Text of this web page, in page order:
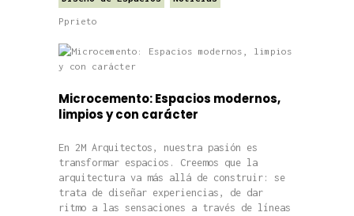
Pprieto
Microcemento: Espacios modernos,
limpios y con carácter
En 2M Arquitectos, nuestra pasión es
transformar espacios. Creemos que la
arquitectura va más allá de construir: se
trata de diseñar experiencias, de dar
ritmo a las sensaciones a través de líneas